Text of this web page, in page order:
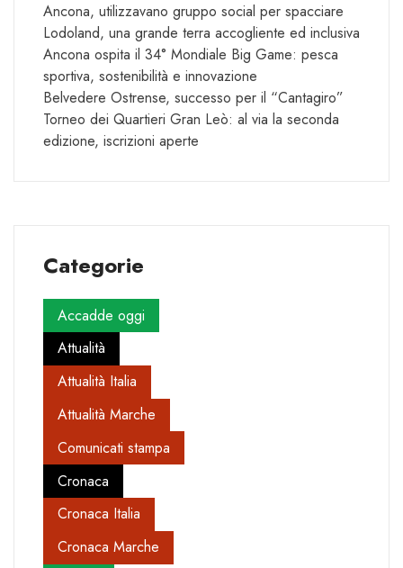
Ancona, utilizzavano gruppo social per spacciare
Lodoland, una grande terra accogliente ed inclusiva
Ancona ospita il 34° Mondiale Big Game: pesca
sportiva, sostenibilità e innovazione
Belvedere Ostrense, successo per il “Cantagiro”
Torneo dei Quartieri Gran Leò: al via la seconda
edizione, iscrizioni aperte
Categorie
Accadde oggi
Attualità
Attualità Italia
Attualità Marche
Comunicati stampa
Cronaca
Cronaca Italia
Cronaca Marche